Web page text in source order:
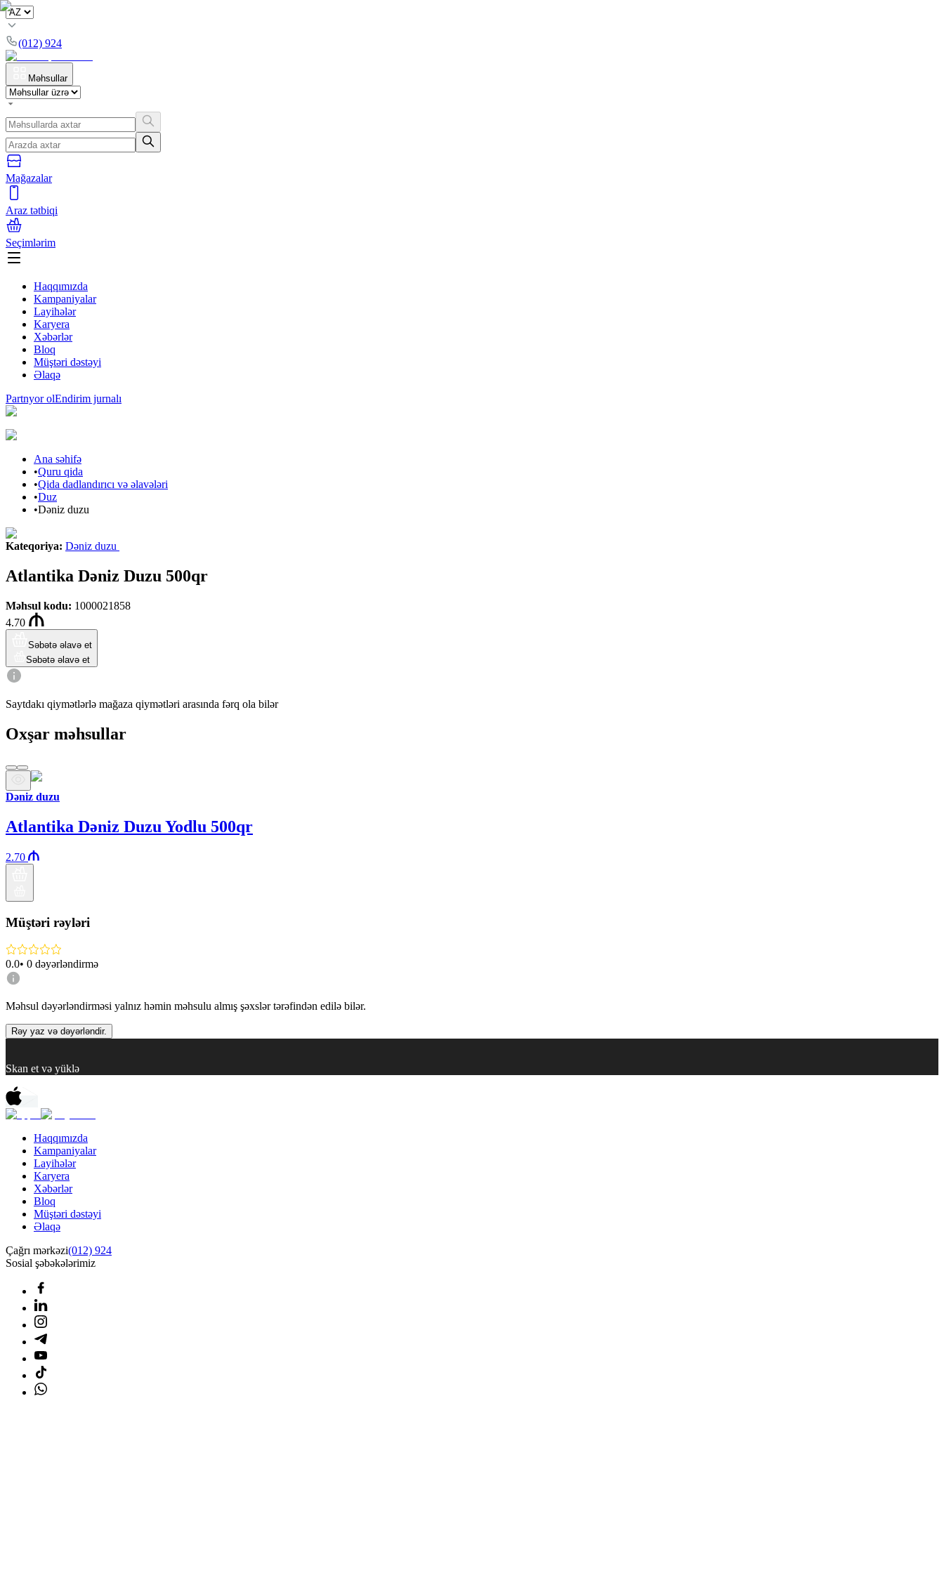
(012) 924
Məhsullar
Mağazalar
Araz tətbiqi
Seçimlərim
Haqqımızda
Kampaniyalar
Layihələr
Karyera
Xəbərlər
Bloq
Müştəri dəstəyi
Əlaqə
Partnyor olEndirim jurnalı
Ana səhifə
•Quru qida
•Qida dadlandırıcı və əlavələri
•Duz
•Dəniz duzu
Kateqoriya: Dəniz duzu
Atlantika Dəniz Duzu 500qr
Məhsul kodu: 1000021858
4.70
Səbətə əlavə et
Səbətə əlavə et
Saytdakı qiymətlərlə mağaza qiymətləri arasında fərq ola bilər
Oxşar məhsullar
Dəniz duzu
Atlantika Dəniz Duzu Yodlu 500qr
2.70
Müştəri rəyləri
0.0• 0 dəyərləndirmə
Məhsul dəyərləndirməsi yalnız həmin məhsulu almış şəxslər tərəfindən edilə bilər.
Rəy yaz və dəyərləndir.
Skan et və yüklə
Haqqımızda
Kampaniyalar
Layihələr
Karyera
Xəbərlər
Bloq
Müştəri dəstəyi
Əlaqə
Çağrı mərkəzi(012) 924
Sosial şəbəkələrimiz